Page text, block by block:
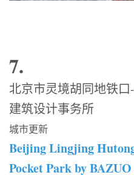
7.
北京市灵境胡同地铁
建筑设计事务所
城市更新
Beijing Lingjing
Pocket Park by